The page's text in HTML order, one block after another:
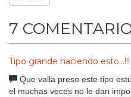
7
Tipo grande haciendo esto...!!!
Que valla preso este tipo
el muchas veces no le dan